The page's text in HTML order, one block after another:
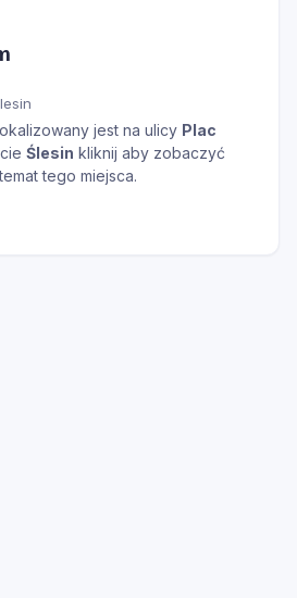
jest na ulicy Plac
Ślesin kliknij aby zobaczyć
tego miejsca.